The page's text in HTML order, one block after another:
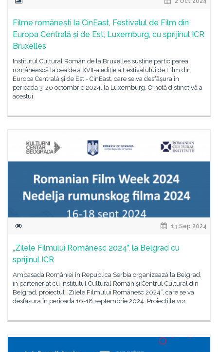
Filme românești la CinEast, Festivalul de Film din
Europa Centrală și de Est, Luxemburg, cu sprijinul ICR
Bruxelles
Institutul Cultural Român de la Bruxelles susține participarea
românească la cea de a XVII-a ediție a Festivalului de Film din
Europa Centrală și de Est - CinEast, care se va desfășura în
perioada 3-20 octombrie 2024, la Luxemburg. O notă distinctivă a
acestui
13 Sep 2024
„Zilele Filmului Românesc 2024”, la Belgrad cu
sprijinul ICR
Ambasada României în Republica Serbia organizează la Belgrad,
în parteneriat cu Institutul Cultural Român și Centrul Cultural din
Belgrad, proiectul „Zilele Filmului Românesc 2024”, care se va
desfășura în perioada 16-18 septembrie 2024. Proiecțiile vor